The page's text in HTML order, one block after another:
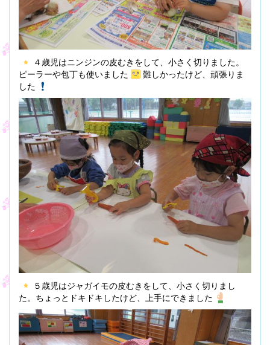
４歳児はニンジンの皮むきをして、小さく切りました。
ピーラーや包丁も使いました
難しかったけど、頑張りま
した
５歳児はジャガイモの皮むきをして、小さく切りまし
た。ちょっとドキドキしたけど、上手にできました